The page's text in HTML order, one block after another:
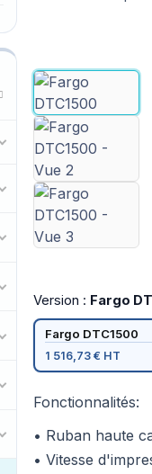
Version : Fargo
Fargo DTC1500
1 516,73 € HT
Fonctionnalités:
• Ruban haute
• Vitesse